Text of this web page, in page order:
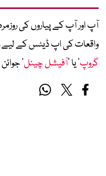
آپ اور آپ کے پیاروں کی
واقعات کی اپ ڈیٹس کے لیے
گروپ‘ یا ’آفیشل چینل‘